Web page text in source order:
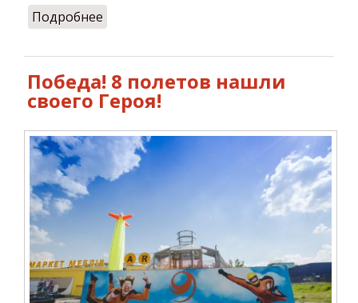
Подробнее
Победа! 8 полетов нашли
своего Героя!